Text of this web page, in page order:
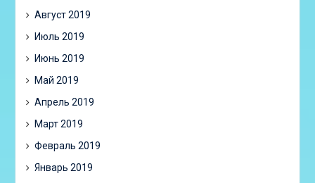
Август 2019
Июль 2019
Июнь 2019
Май 2019
Апрель 2019
Март 2019
Февраль 2019
Январь 2019